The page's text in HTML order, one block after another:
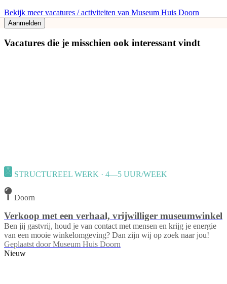
Bekijk meer vacatures / activiteiten van Museum Huis Doorn
Aanmelden
Vacatures die je misschien ook interessant vindt
STRUCTUREEL WERK · 4—5 UUR/WEEK
Doorn
Verkoop met een verhaal, vrijwilliger museumwinkel
Ben jij gastvrij, houd je van contact met mensen en krijg je energie
van een mooie winkelomgeving? Dan zijn wij op zoek naar jou!
Geplaatst door Museum Huis Doorn
Nieuw